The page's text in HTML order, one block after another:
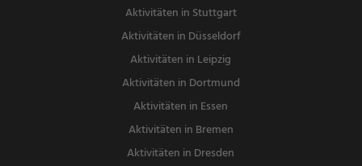
Aktivitäten in Stuttgart
Aktivitäten in Düsseldorf
Aktivitäten in Leipzig
Aktivitäten in Dortmund
Aktivitäten in Essen
Aktivitäten in Bremen
Aktivitäten in Dresden